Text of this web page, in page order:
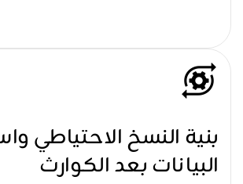
بنية النسخ الاحتياطي
البيانات بعد الكوارث